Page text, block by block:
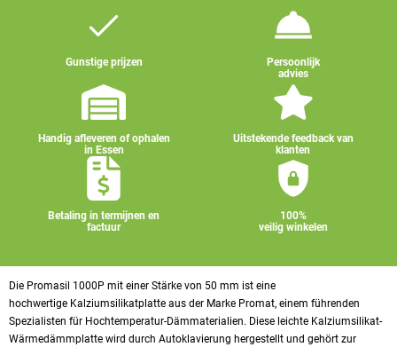
Gunstige prijzen
Persoonlijk
advies
Handig afleveren of ophalen
in Essen
Uitstekende feedback van
klanten
Betaling in termijnen en
factuur
100%
veilig winkelen
Die Promasil 1000P mit einer Stärke von 50 mm ist eine
hochwertige Kalziumsilikatplatte aus der Marke Promat, einem führenden
Spezialisten für Hochtemperatur-Dämmaterialien. Diese leichte Kalziumsilikat-
Wärmedämmplatte wird durch Autoklavierung hergestellt und gehört zur